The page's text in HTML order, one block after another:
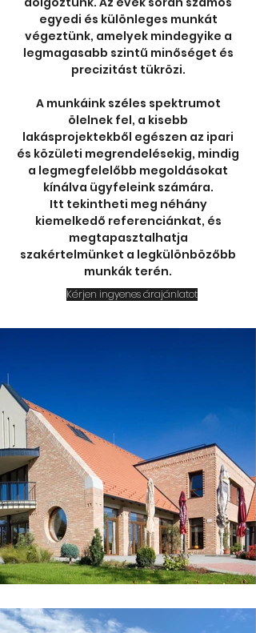
egyedi és különleges munkát
végeztünk, amelyek mindegyike a
legmagasabb szintű minőséget és
precizitást tükrözi.
A munkáink széles spektrumot
ölelnek fel, a kisebb
lakásprojektekből egészen az ipari
és közületi megrendelésekig, mindig
a legmegfelelőbb megoldásokat
kínálva ügyfeleink számára.
Itt tekintheti meg néhány
kiemelkedő referenciánkat, és
megtapasztalhatja
szakértelmünket a legkülönbözőbb
munkák terén.
Kérjen ingyenes árajánlatot